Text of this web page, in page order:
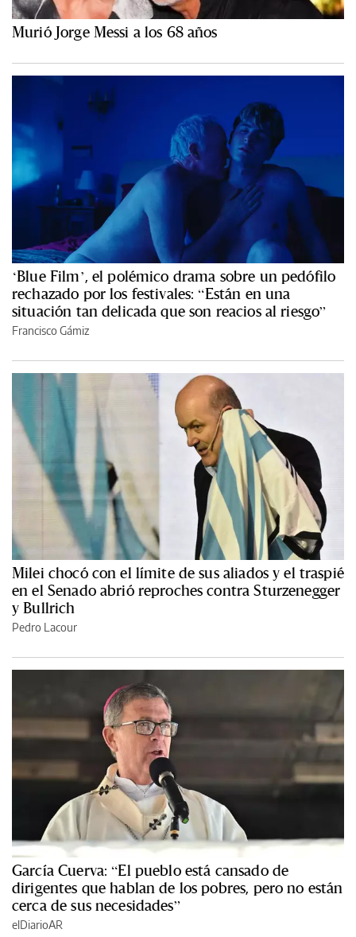
Murió Jorge Messi a los 68 años
‘Blue Film’, el polémico drama sobre un pedófilo
rechazado por los festivales: “Están en una
situación tan delicada que son reacios al riesgo”
Francisco Gámiz
Milei chocó con el límite de sus aliados y el traspié
en el Senado abrió reproches contra Sturzenegger
y Bullrich
Pedro Lacour
García Cuerva: “El pueblo está cansado de
dirigentes que hablan de los pobres, pero no están
cerca de sus necesidades”
elDiarioAR